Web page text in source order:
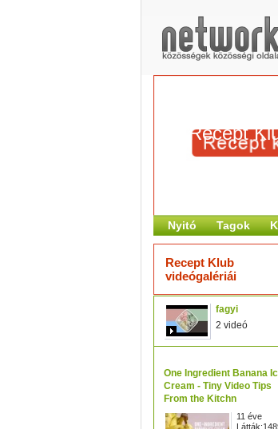
Recept
Nyitó Tagok
Recept Klub
videógalériái
fagyi
2 videó
One Ingredient Banana
Cream - Tiny Video Tips
From the Kitchn
11 éve